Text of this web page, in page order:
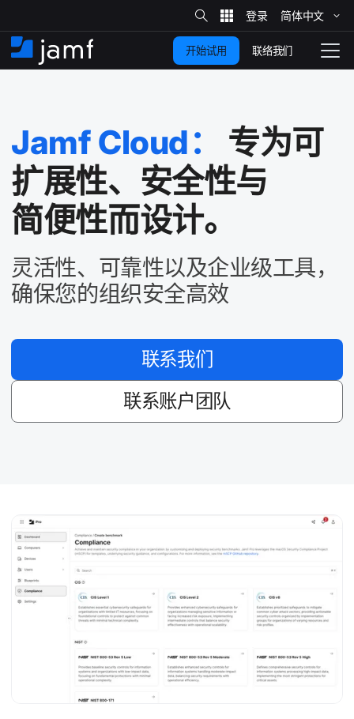
​
至
​
内
容
站
​内
​搜
索
简体​中文
首
​
拨
动
开始试用 联络我们
Jamf Cloud：
专为​可​
扩展性、​安全性​与​
简便性而​设计。
灵活性、​可靠性​以及​企业​级​工具，​
确保​您​的​组织​安全​高效
联系​我们
联系​账户​团队